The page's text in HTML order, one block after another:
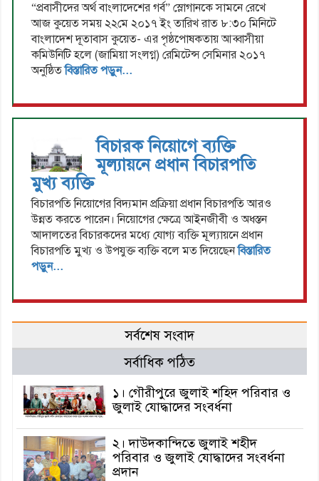
“প্রবাসীদের অর্থ বাংলাদেশের গর্ব” স্লোগানকে সামনে রেখে
আজ কুয়েত সময় ২২মে ২০১৭ ইং তারিখ রাত ৮:৩০ মিনিটে
বাংলাদেশ দূতাবাস কুয়েত- এর পৃষ্ঠপোষকতায় আব্বাসীয়া
কমিউনিটি হলে (জামিয়া সংলগ্ন) রেমিটেন্স সেমিনার ২০১৭
অনুষ্ঠিতবিস্তারিত পড়ুন...
বিচারক নিয়োগে ব্যক্তি
মূল্যায়নে প্রধান বিচারপতি
মুখ্য ব্যক্তি
বিচারপতি নিয়োগের বিদ্যমান প্রক্রিয়া প্রধান বিচারপতি আরও
উন্নত করতে পারেন। নিয়োগের ক্ষেত্রে আইনজীবী ও অধস্তন
আদালতের বিচারকদের মধ্যে যোগ্য ব্যক্তি মূল্যায়নে প্রধান
বিচারপতি মুখ্য ও উপযুক্ত ব্যক্তি বলে মত দিয়েছেনবিস্তারিত
পড়ুন...
সর্বশেষ সংবাদ
সর্বাধিক পঠিত
১। গৌরীপুরে জুলাই শহিদ পরিবার ও
জুলাই যোদ্ধাদের সংবর্ধনা
২। দাউদকান্দিতে জুলাই শহীদ
পরিবার ও জুলাই যোদ্ধাদের সংবর্ধনা
প্রদান